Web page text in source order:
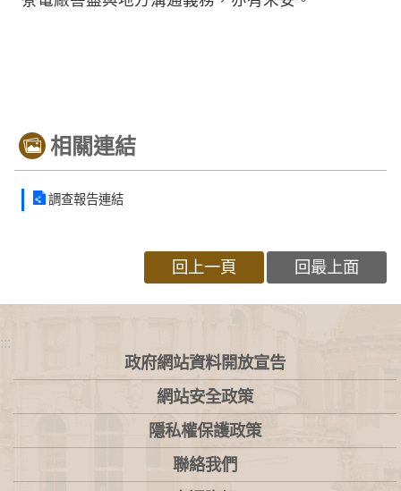
相關連結
調查報告連結
回上一頁 回最上面
:::
政府網站資料開放宣告
網站安全政策
隱私權保護政策
聯絡我們